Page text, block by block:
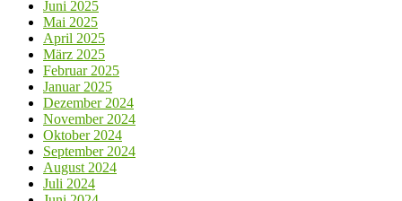
Juni 2025
Mai 2025
April 2025
März 2025
Februar 2025
Januar 2025
Dezember 2024
November 2024
Oktober 2024
September 2024
August 2024
Juli 2024